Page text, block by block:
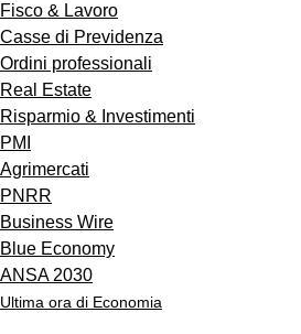
Fisco & Lavoro
Casse di Previdenza
Ordini professionali
Real Estate
Risparmio & Investimenti
PMI
Agrimercati
PNRR
Business Wire
Blue Economy
ANSA 2030
Ultima ora di Economia